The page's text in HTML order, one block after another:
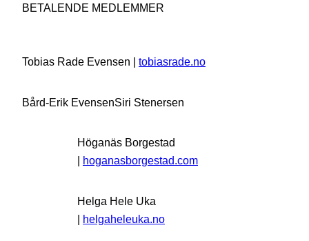
BETALENDE MEDLEMMER
Tobias Rade Evensen | tobiasrade.no
Bård-Erik EvensenSiri Stenersen
Höganäs Borgestad
| hoganasborgestad.com
Helga Hele Uka
| helgaheleuka.no